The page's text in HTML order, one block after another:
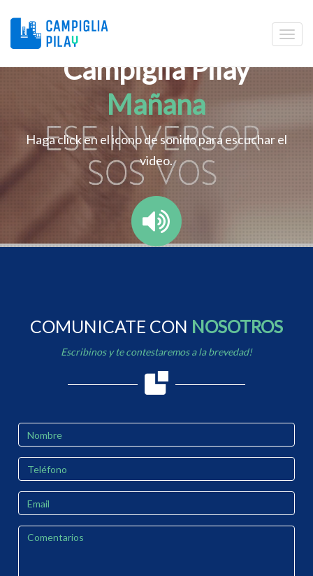
Campiglia Pilay
Mañana
Haga click en el icono de sonido para escuchar el
video.
COMUNICATE CON NOSOTROS
Escribinos y te contestaremos a la brevedad!